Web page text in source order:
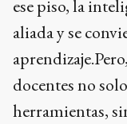
ese piso, la
aliada y se
docentes no
herramientas,